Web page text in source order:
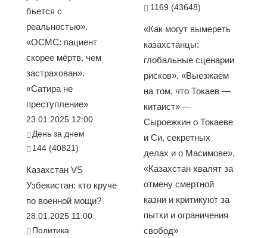
бьется с
реальностью».
«ОСМС: пациент
скорее мёртв, чем
застрахован».
«Сатира не
преступление»
23.01.2025 12:00
День за днем
144 (40821)
Казахстан VS
Узбекистан: кто круче
по военной мощи?
28.01.2025 11:00
Политика
1169 (43648)
«Как могут вымереть
казахстанцы:
глобальные сценарии
рисков». «Выезжаем
на том, что Токаев —
китаист» —
Сыроежкин о Токаеве
и Си, секретных
делах и о Масимове».
«Казахстан хвалят за
отмену смертной
казни и критикуют за
пытки и ограничения
свобод»